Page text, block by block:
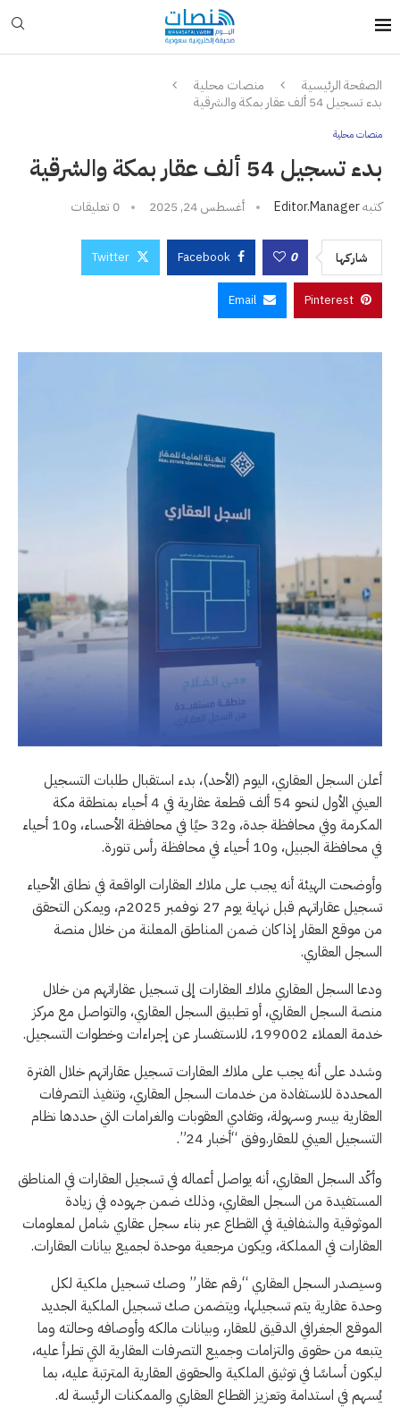
الصفحة الرئيسية
منصات محلية
بدء تسجيل 54 ألف عقار بمكة والشرقية
منصات محلية
بدء تسجيل 54 ألف عقار بمكة والشرقية
كتبهEditor.manager أغسطس 24, 2025 0 تعليقات
شاركها 0
Facebook
Twitter
Pinterest
Email
أعلن السجل العقاري، اليوم (الأحد)، بدء استقبال طلبات التسجيل
العيني الأول لنحو 54 ألف قطعة عقارية في 4 أحياء بمنطقة مكة
المكرمة وفي محافظة جدة، و32 حيًا في محافظة الأحساء، و10 أحياء
في محافظة الجبيل، و10 أحياء في محافظة رأس تنورة.
وأوضحت الهيئة أنه يجب على ملاك العقارات الواقعة في نطاق الأحياء
تسجيل عقاراتهم قبل نهاية يوم 27 نوفمبر 2025م، ويمكن التحقق
من موقع العقار إذا كان ضمن المناطق المعلنة من خلال منصة
السجل العقاري.
ودعا السجل العقاري ملاك العقارات إلى تسجيل عقاراتهم من خلال
منصة السجل العقاري، أو تطبيق السجل العقاري، والتواصل مع مركز
خدمة العملاء 199002، للاستفسار عن إجراءات وخطوات التسجيل.
وشدد على أنه يجب على ملاك العقارات تسجيل عقاراتهم خلال الفترة
المحددة للاستفادة من خدمات السجل العقاري، وتنفيذ التصرفات
العقارية بيسر وسهولة، وتفادي العقوبات والغرامات التي حددها نظام
التسجيل العيني للعقار.وفق “أخبار 24”.
وأكّد السجل العقاري، أنه يواصل أعماله في تسجيل العقارات في المناطق
المستفيدة من السجل العقاري، وذلك ضمن جهوده في زيادة
الموثوقية والشفافية في القطاع عبر بناء سجل عقاري شامل لمعلومات
العقارات في المملكة، ويكون مرجعية موحدة لجميع بيانات العقارات.
وسيصدر السجل العقاري “رقم عقار” وصك تسجيل ملكية لكل
وحدة عقارية يتم تسجيلها، ويتضمن صك تسجيل الملكية الجديد
الموقع الجغرافي الدقيق للعقار، وبيانات مالكه وأوصافه وحالته وما
يتبعه من حقوق والتزامات وجميع التصرفات العقارية التي تطرأ عليه،
ليكون أساسًا في توثيق الملكية والحقوق العقارية المترتبة عليه، بما
يُسهم في استدامة وتعزيز القطاع العقاري والممكنات الرئيسة له.